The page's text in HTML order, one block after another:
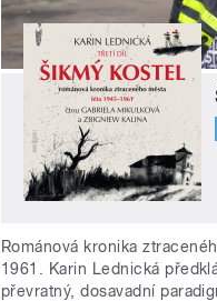
Románová kronika
1961. Karin Lednická
převratný, dosavadní